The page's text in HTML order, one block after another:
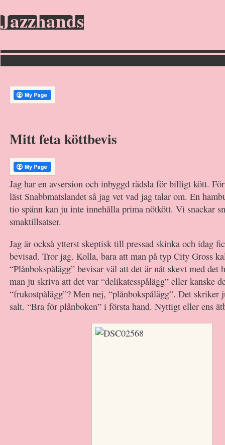
Jazzhands
Mitt feta köttbevis
Jag har en avsersion och inbyggd rädsla för billigt kött.
läst Snabbmatslandet så jag vet vad jag talar om. En
tio spänn kan ju inte innehålla prima nötkött. Vi snackar
smaktillsatser.
Jag är också ytterst skeptisk till pressad skinka och idag
bevisad. Tror jag. Kolla, bara att man på typ City Gross
“Plånbokspålägg” bevisar väl att det är nåt skevt med det
man ju skriva att det var “delikatesspålägg” eller kanske
“frukostpålägg”? Men nej, “plånbokspålägg”. Det skriker
salt. “Bra för plånboken” i första hand. Nyttigt eller ens